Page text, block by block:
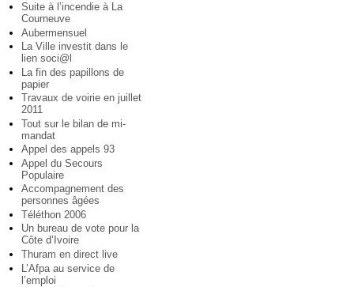
Suite à l’incendie à La
Courneuve
Aubermensuel
La Ville investit dans le
lien soci@l
La fin des papillons de
papier
Travaux de voirie en juillet
2011
Tout sur le bilan de mi-
mandat
Appel des appels 93
Appel du Secours
Populaire
Accompagnement des
personnes âgées
Téléthon 2006
Un bureau de vote pour la
Côte d’Ivoire
Thuram en direct live
L’Afpa au service de
l’emploi